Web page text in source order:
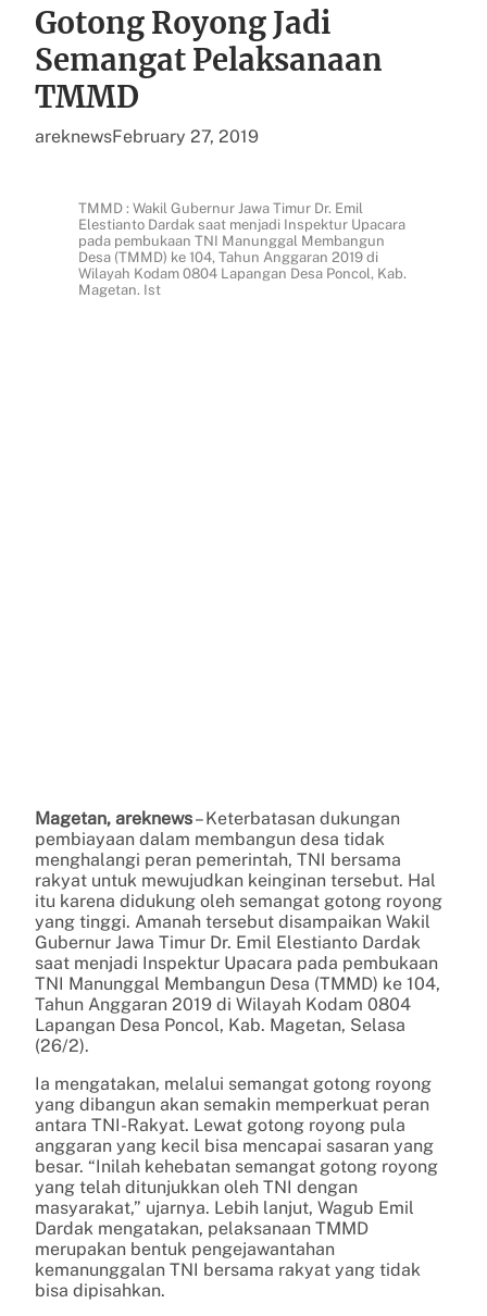
Gotong Royong Jadi
Semangat Pelaksanaan
TMMD
areknewsFebruary 27, 2019
TMMD : Wakil Gubernur Jawa Timur Dr. Emil
Elestianto Dardak saat menjadi Inspektur Upacara
pada pembukaan TNI Manunggal Membangun
Desa (TMMD) ke 104, Tahun Anggaran 2019 di
Wilayah Kodam 0804 Lapangan Desa Poncol, Kab.
Magetan. Ist
Magetan, areknews– Keterbatasan dukungan
pembiayaan dalam membangun desa tidak
menghalangi peran pemerintah, TNI bersama
rakyat untuk mewujudkan keinginan tersebut. Hal
itu karena didukung oleh semangat gotong royong
yang tinggi. Amanah tersebut disampaikan Wakil
Gubernur Jawa Timur Dr. Emil Elestianto Dardak
saat menjadi Inspektur Upacara pada pembukaan
TNI Manunggal Membangun Desa (TMMD) ke 104,
Tahun Anggaran 2019 di Wilayah Kodam 0804
Lapangan Desa Poncol, Kab. Magetan, Selasa
(26/2).
Ia mengatakan, melalui semangat gotong royong
yang dibangun akan semakin memperkuat peran
antara TNI-Rakyat. Lewat gotong royong pula
anggaran yang kecil bisa mencapai sasaran yang
besar. “Inilah kehebatan semangat gotong royong
yang telah ditunjukkan oleh TNI dengan
masyarakat,” ujarnya. Lebih lanjut, Wagub Emil
Dardak mengatakan, pelaksanaan TMMD
merupakan bentuk pengejawantahan
kemanunggalan TNI bersama rakyat yang tidak
bisa dipisahkan.